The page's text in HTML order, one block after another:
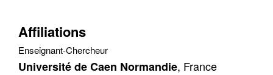
Affiliations
Enseignant-Chercheur
Université de Caen Normandie, France